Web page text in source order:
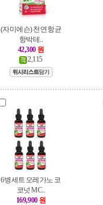
(자미에슨) 천연 항균
항박테..
42,300 원
2,115
6병세트 오레가노 코
코넛 MC..
169,900 원